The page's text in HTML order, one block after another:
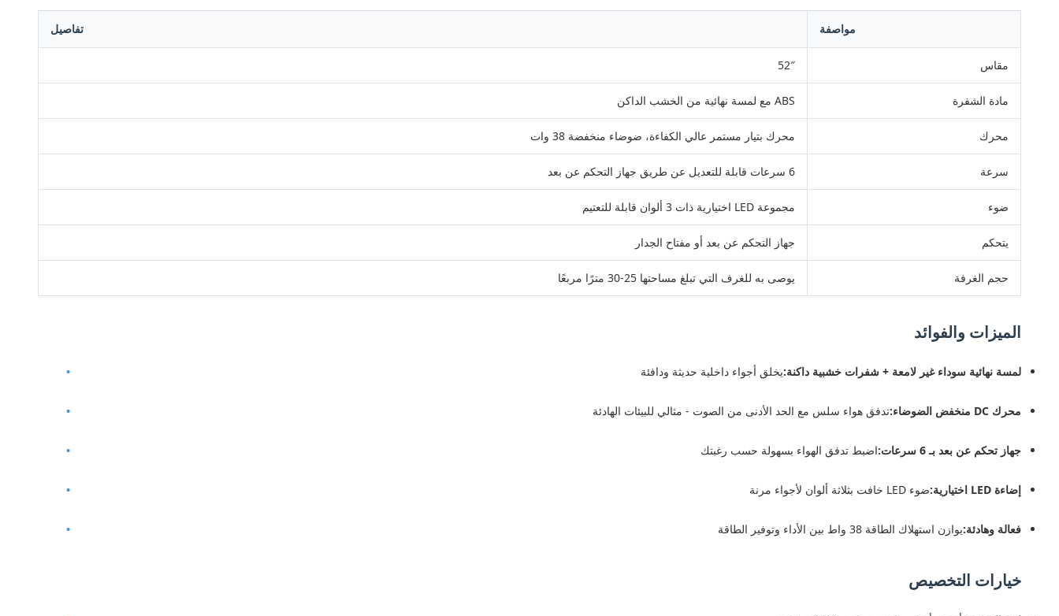
مواصفة تفاصيل
مقاس 52″
مادة الشفرة ABS مع لمسة نهائية من الخشب الداكن
محرك محرك بتيار مستمر عالي الكفاءة، ضوضاء منخفضة 38 وات
سرعة 6 سرعات قابلة للتعديل عن طريق جهاز التحكم عن بعد
ضوء مجموعة LED اختيارية ذات 3 ألوان قابلة للتعتيم
يتحكم جهاز التحكم عن بعد أو مفتاح الجدار
حجم الغرفة يوصى به للغرف التي تبلغ مساحتها 25-30 مترًا مربعًا
الميزات والفوائد
لمسة نهائية سوداء غير لامعة + شفرات خشبية داكنة:يخلق أجواء داخلية حديثة ودافئة
محرك DC منخفض الضوضاء: تدفق هواء سلس مع الحد الأدنى من الصوت - مثالي للبيئات الهادئة
جهاز تحكم عن بعد بـ 6 سرعات: اضبط تدفق الهواء بسهولة حسب رغبتك
إضاءة LED اختيارية: ضوء LED خافت بثلاثة ألوان لأجواء مرنة
فعالة وهادئة:يوازن استهلاك الطاقة 38 واط بين الأداء وتوفير الطاقة
خيارات التخصيص